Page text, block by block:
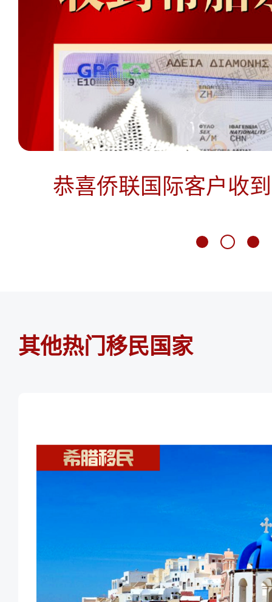
恭喜侨联国际客户收
其他热门移民国家